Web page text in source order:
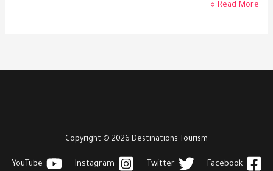
Read More »
Copyright © 2026 Destinations Tourism
Facebook
Twitter
Instagram
YouTube